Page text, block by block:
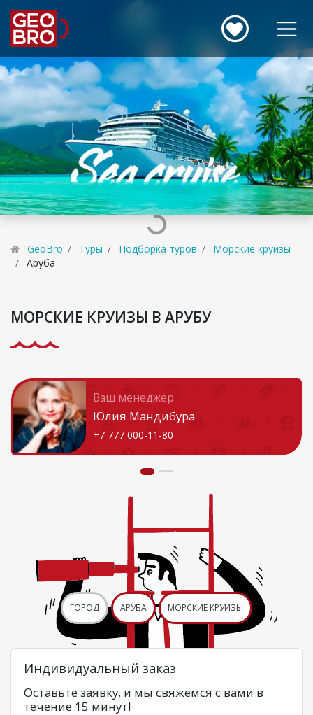
GeoBro Туры Подборка туров
Морские круизы
Аруба
МОРСКИЕ КРУИЗЫ В АРУБУ
Индивидуальный заказ
Оставьте заявку, и мы свяжемся с вами в
течение 15 минут!
Ваш менеджер
Юлия Мандибура
+7 777 000-11-80
ГОРОД АРУБА МОРСКИЕ КРУИЗЫ